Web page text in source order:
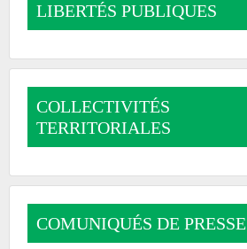
LIBERTÉS PUBLIQUES
COLLECTIVITÉS
TERRITORIALES
COMUNIQUÉS DE PRESSE